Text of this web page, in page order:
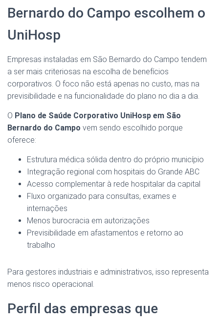
Bernardo do Campo escolhem o
UniHosp
Empresas instaladas em São Bernardo do Campo tendem
a ser mais criteriosas na escolha de benefícios
corporativos. O foco não está apenas no custo, mas na
previsibilidade e na funcionalidade do plano no dia a dia.
O Plano de Saúde Corporativo UniHosp em São
Bernardo do Campo vem sendo escolhido porque
oferece:
Estrutura médica sólida dentro do próprio município
Integração regional com hospitais do Grande ABC
Acesso complementar à rede hospitalar da capital
Fluxo organizado para consultas, exames e
internações
Menos burocracia em autorizações
Previsibilidade em afastamentos e retorno ao
trabalho
Para gestores industriais e administrativos, isso representa
menos risco operacional.
Perfil das empresas que